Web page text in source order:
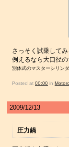
さっそく試乗して
例えるなら大口径
別体式のマスターシリン
Posted at 00:00 in
2009/12/13
圧力鍋